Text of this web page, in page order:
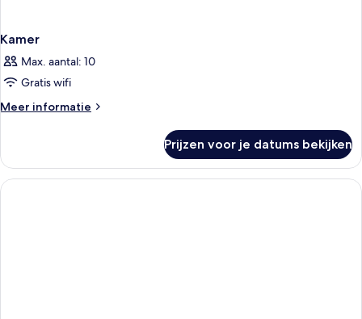
Kamer
Max. aantal: 10
Gratis wifi
Meer informatie
Meer
Prijzen voor je datums bekijken